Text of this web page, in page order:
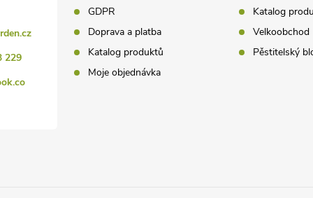
229
GDPR
Doprava a platba
Katalog produktů
Moje objednávka
Katalog
Velkoobchod
Pěstitelský